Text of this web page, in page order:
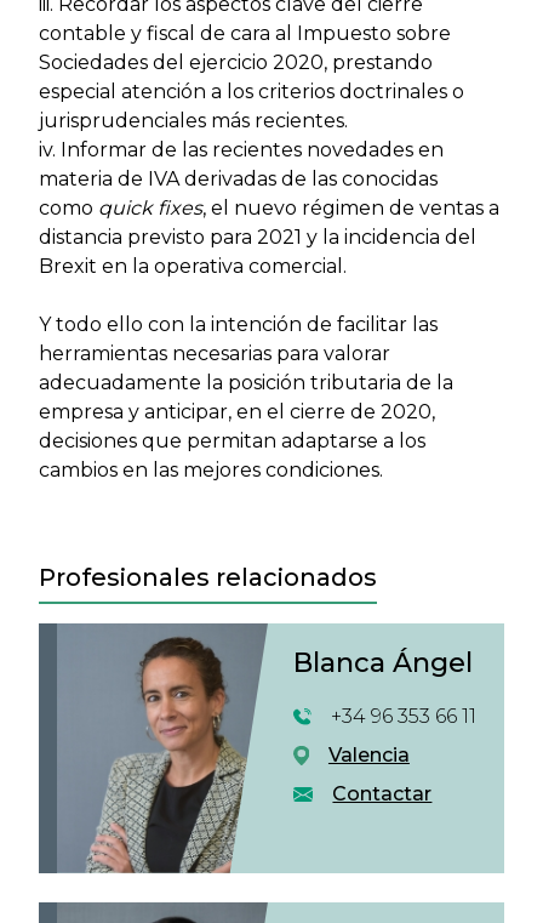
contable y fiscal de cara al Impuesto sobre
Sociedades del ejercicio 2020, prestando
especial atención a los criterios doctrinales o
jurisprudenciales más recientes.
iv. Informar de las recientes novedades en
materia de IVA derivadas de las conocidas
como quick fixes, el nuevo régimen de ventas a
distancia previsto para 2021 y la incidencia del
Brexit en la operativa comercial.
Y todo ello con la intención de facilitar las
herramientas necesarias para valorar
adecuadamente la posición tributaria de la
empresa y anticipar, en el cierre de 2020,
decisiones que permitan adaptarse a los
cambios en las mejores condiciones.
Profesionales relacionados
Blanca Ángel
+34 96 353 66 11
Valencia
Contactar